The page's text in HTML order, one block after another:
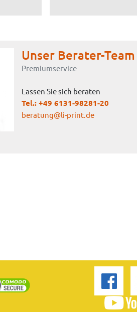
Unser Berater-Team
Premiumservice
Lassen Sie sich beraten
Tel.: +49 6131-98281-20
beratung@li-print.de